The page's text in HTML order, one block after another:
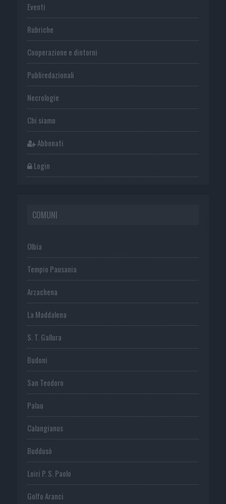
Eventi
Rubriche
Cooperazione e dintorni
Publiredazionali
Necrologie
Chi siamo
Abbonati
Login
COMUNI
Olbia
Tempio Pausania
Arzachena
La Maddalena
S. T. Gallura
Budoni
San Teodoro
Palau
Calangianus
Buddusò
Loiri P. S. Paolo
Golfo Aranci